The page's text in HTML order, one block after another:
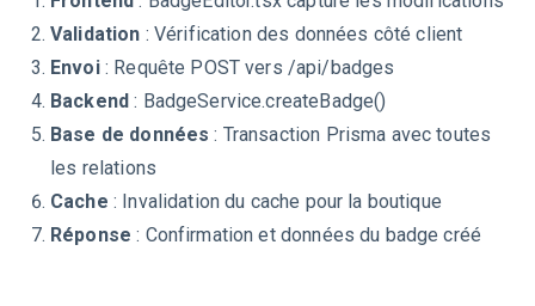
Validation : Vérification des données côté client
Envoi: Requête POST vers /api/badges
Backend : BadgeService.createBadge()
Base de données : Transaction Prisma avec toutes
les relations
Cache : Invalidation du cache pour la boutique
Réponse : Confirmation et données du badge créé